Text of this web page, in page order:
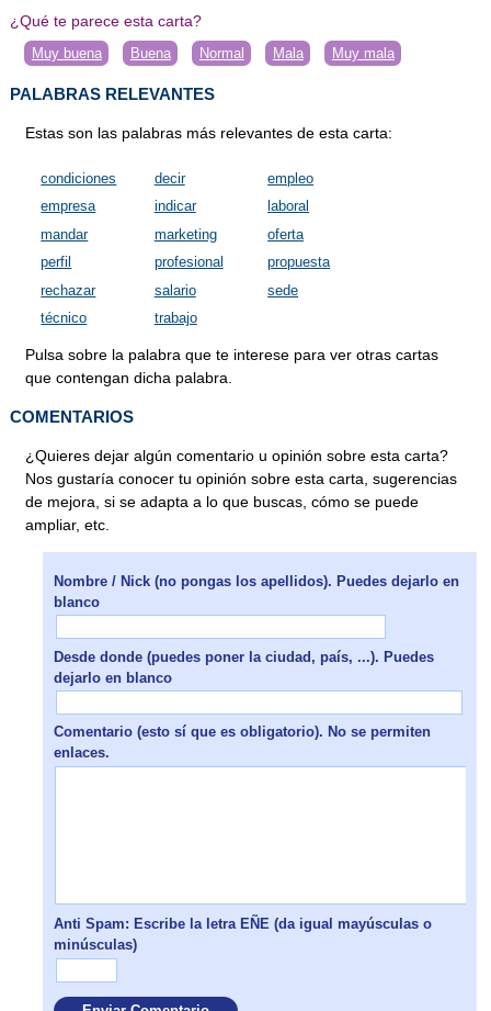
¿Qué te parece esta carta?
Muy buena Buena Normal Mala Muy mala
PALABRAS RELEVANTES
Estas son las palabras más relevantes de esta carta:
condiciones decir
empleo
empresa
indicar
laboral
mandar
marketing
oferta
perfil
profesional
propuesta
rechazar
salario
sede
técnico
trabajo
Pulsa sobre la palabra que te interese para ver otras cartas
que contengan dicha palabra.
COMENTARIOS
¿Quieres dejar algún comentario u opinión sobre esta carta?
Nos gustaría conocer tu opinión sobre esta carta, sugerencias
de mejora, si se adapta a lo que buscas, cómo se puede
ampliar, etc.
Nombre / Nick (no pongas los apellidos). Puedes dejarlo en
blanco
Desde donde (puedes poner la ciudad, país, ...). Puedes
dejarlo en blanco
Comentario (esto sí que es obligatorio). No se permiten
enlaces.
Anti Spam: Escribe la letra EÑE (da igual mayúsculas o
minúsculas)